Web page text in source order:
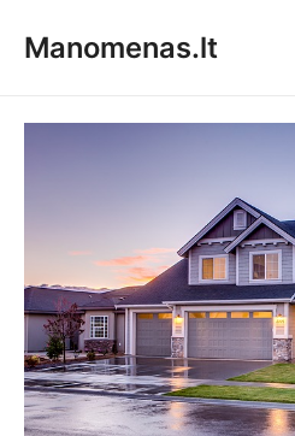
prieManomenas.lt